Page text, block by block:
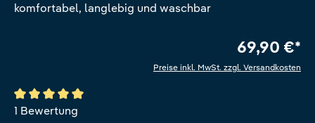
komfortabel, langlebig und waschbar
69,90 €*
Preise inkl. MwSt. zzgl. Versandkosten
Durchschnittliche Bewertung von 5 von 5 Sternen
1 Bewertung